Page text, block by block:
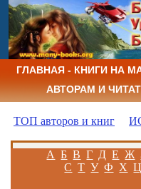
ГЛАВНАЯ - КНИГИ НА
АВТОРАМ И
ТОП авторов и книг
А Б В Г Д Е Ж
С Т У Ф Х Ц